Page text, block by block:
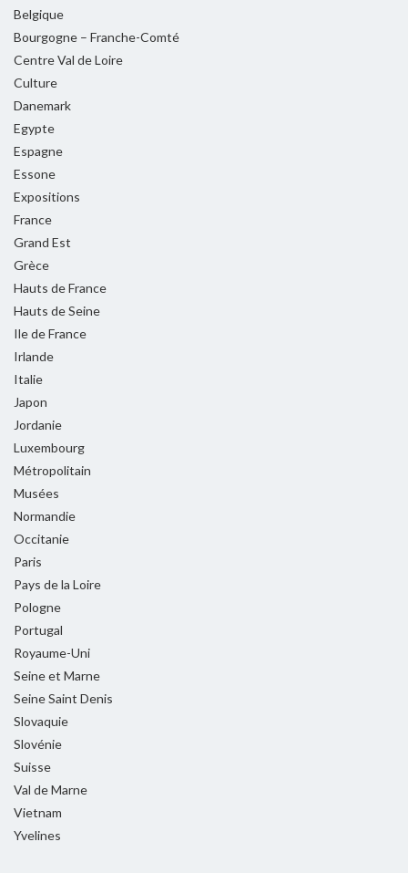
Belgique
Bourgogne – Franche-Comté
Centre Val de Loire
Culture
Danemark
Egypte
Espagne
Essone
Expositions
France
Grand Est
Grèce
Hauts de France
Hauts de Seine
Ile de France
Irlande
Italie
Japon
Jordanie
Luxembourg
Métropolitain
Musées
Normandie
Occitanie
Paris
Pays de la Loire
Pologne
Portugal
Royaume-Uni
Seine et Marne
Seine Saint Denis
Slovaquie
Slovénie
Suisse
Val de Marne
Vietnam
Yvelines